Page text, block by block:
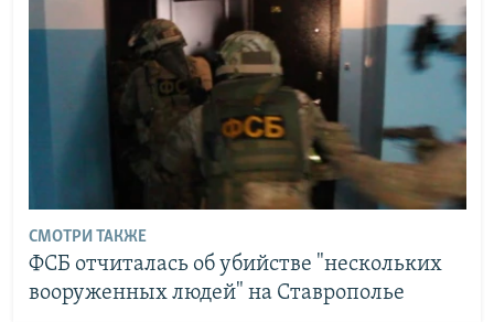
СМОТРИ ТАКЖЕ
ФСБ отчиталась об убийстве "нескольких
вооруженных людей" на Ставрополье